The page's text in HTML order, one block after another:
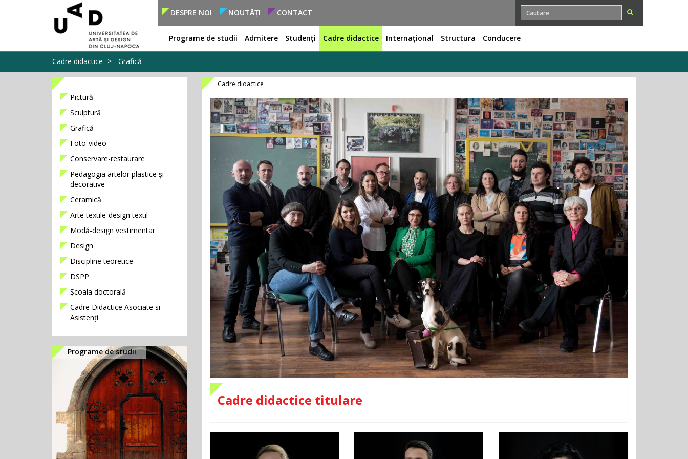
DESPRE NOI NOUTĂȚI CONTACT
Programe de studii Admitere Studenți Cadre didactice Internațional Structura Conducere
Cadre didactice Grafică
Cadre didactice
Cadre didactice titulare
Pictură
Sculptură
Grafică
Foto-video
Conservare-restaurare
Pedagogia artelor plastice şi
decorative
Ceramică
Arte textile-design textil
Modă-design vestimentar
Design
Discipline teoretice
DSPP
Școala doctorală
Cadre Didactice Asociate si
Asistenți
Programe de studii